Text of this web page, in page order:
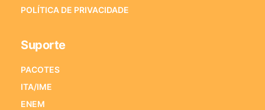
POLÍTICA DE PRIVACIDADE
Suporte
PACOTES
ITA/IME
ENEM